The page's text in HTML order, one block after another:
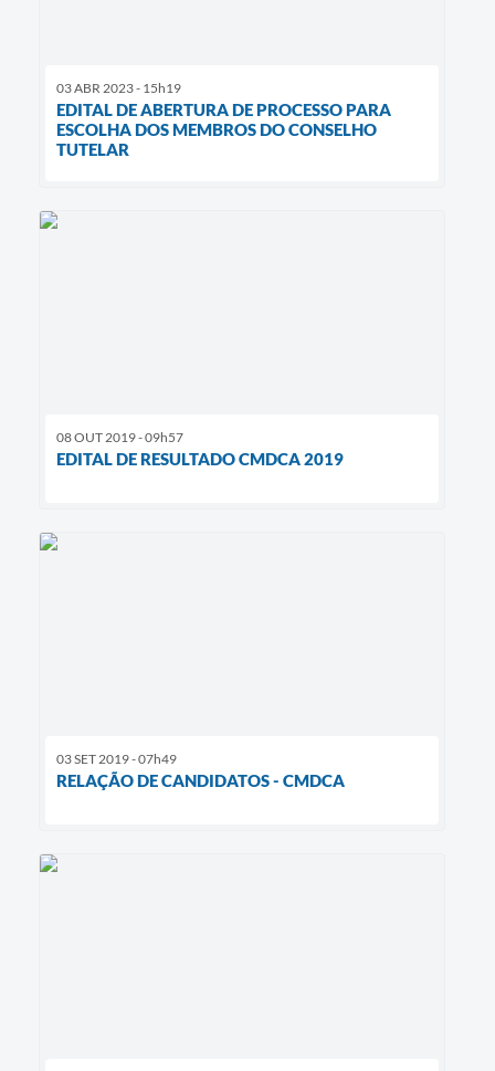
03 ABR 2023 - 15h19
EDITAL DE ABERTURA DE PROCESSO PARA
ESCOLHA DOS MEMBROS DO CONSELHO
TUTELAR
08 OUT 2019 - 09h57
EDITAL DE RESULTADO CMDCA 2019
03 SET 2019 - 07h49
RELAÇÃO DE CANDIDATOS - CMDCA